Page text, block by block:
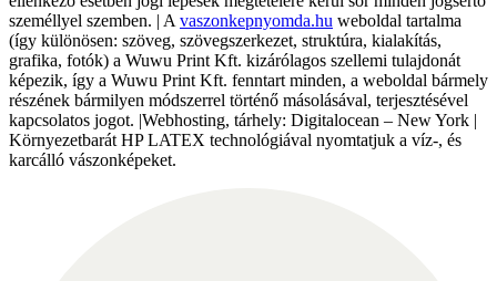
személlyel szemben. | A vaszonkepnyomda.hu weboldal tartalma
(így különösen: szöveg, szövegszerkezet, struktúra, kialakítás,
grafika, fotók) a Wuwu Print Kft. kizárólagos szellemi tulajdonát
képezik, így a Wuwu Print Kft. fenntart minden, a weboldal bármely
részének bármilyen módszerrel történő másolásával, terjesztésével
kapcsolatos jogot. |Webhosting, tárhely: Digitalocean – New York |
Környezetbarát HP LATEX technológiával nyomtatjuk a víz-, és
karcálló vászonképeket.